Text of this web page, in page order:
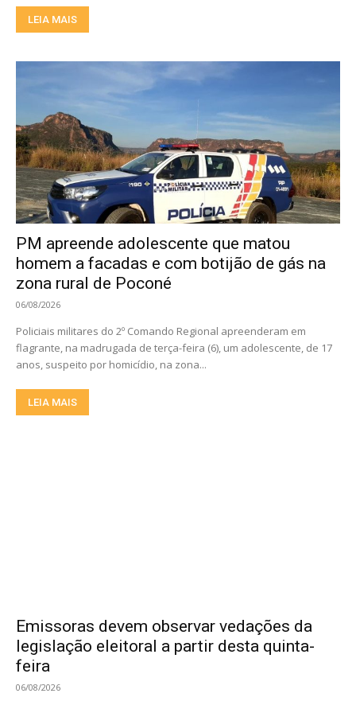
LEIA MAIS
PM apreende adolescente que matou
homem a facadas e com botijão de gás na
zona rural de Poconé
06/08/2026
Policiais militares do 2º Comando Regional apreenderam em
flagrante, na madrugada de terça-feira (6), um adolescente, de 17
anos, suspeito por homicídio, na zona...
LEIA MAIS
Emissoras devem observar vedações da
legislação eleitoral a partir desta quinta-
feira
06/08/2026